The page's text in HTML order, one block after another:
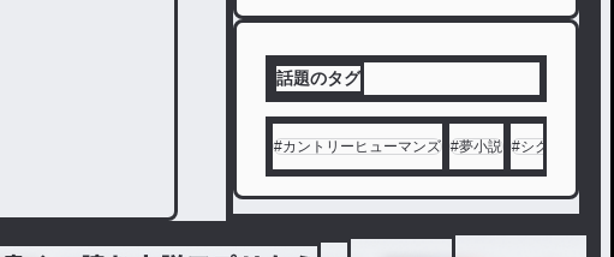
話題のタグ
#カントリーヒューマンズ #夢小説 #シクフォニ